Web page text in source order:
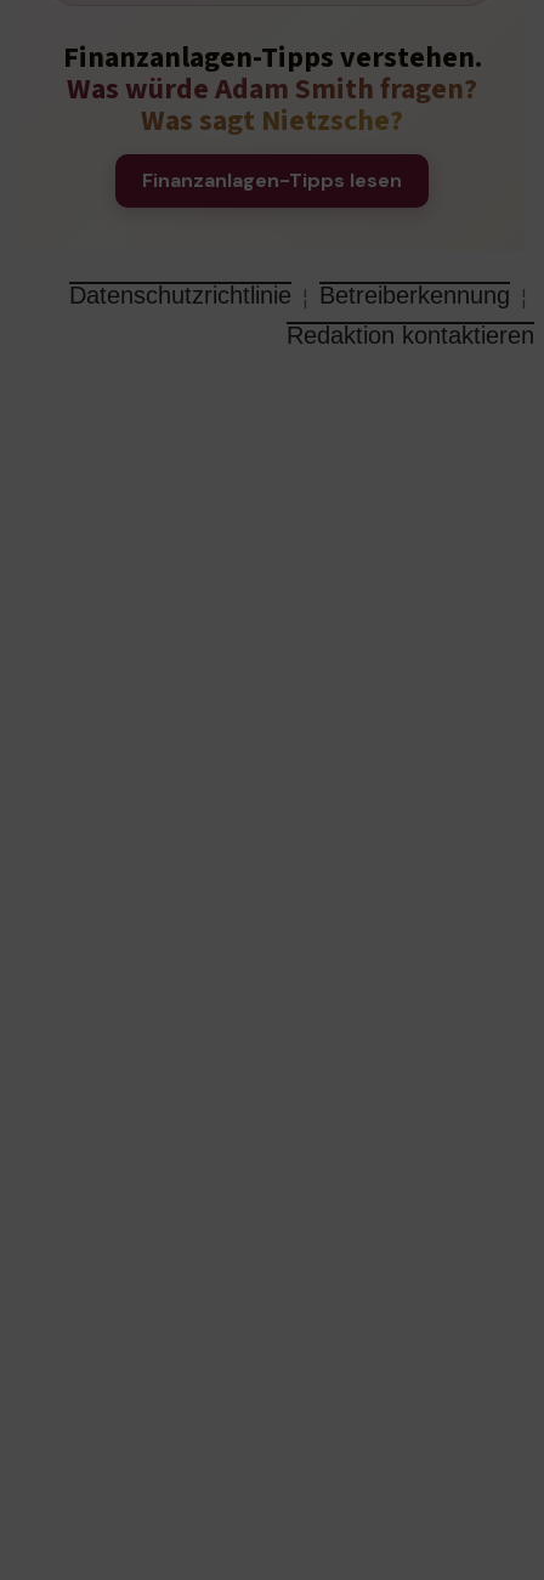
Finanzanlagen-Tipps verstehen.
Was würde Adam Smith fragen?
Was sagt Nietzsche?
Finanzanlagen-Tipps lesen
Datenschutzrichtlinie ¦ Betreiberkennung ¦
Redaktion kontaktieren